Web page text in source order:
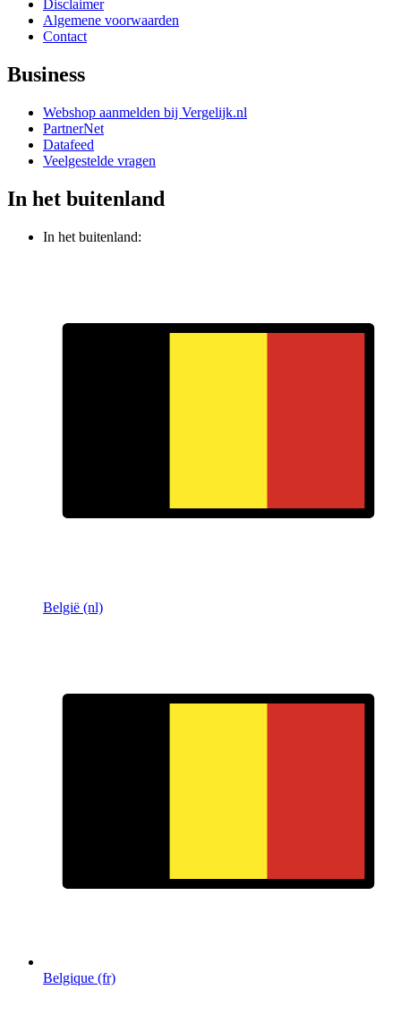
Disclaimer
Algemene voorwaarden
Contact
Business
Webshop aanmelden bij Vergelijk.nl
PartnerNet
Datafeed
Veelgestelde vragen
In het buitenland
In het buitenland:
België (nl)
Belgique (fr)